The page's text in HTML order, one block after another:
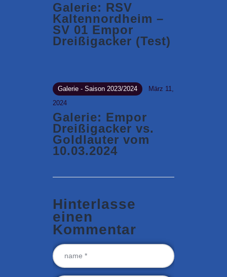
Galerie: RSV
Kaltennordheim –
SV 01 Empor
Dreißigacker (Test)
Galerie - Saison 2023/2024
März 11,
2024
Galerie: Empor
Dreißigacker vs.
Goldlauter vom
10.03.2024
Hinterlasse
einen
Kommentar